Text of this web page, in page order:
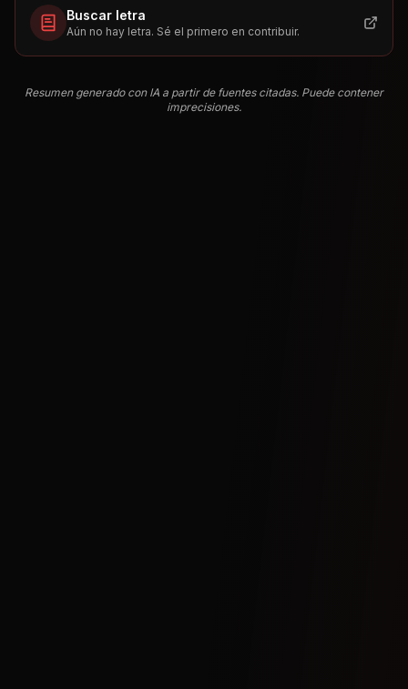
Buscar letra
Aún no hay letra. Sé el primero en contribuir.
Resumen generado con IA a partir de fuentes citadas. Puede contener
imprecisiones.